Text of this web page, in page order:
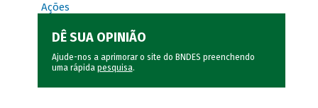
Ações
DÊ SUA OPINIÃO
Ajude-nos a aprimorar o site do BNDES preenchendo
uma rápida pesquisa.